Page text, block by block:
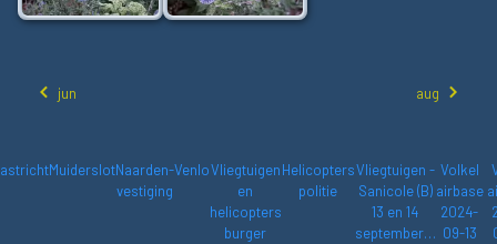
jun aug
MuiderslotNaarden-
vestiging
VenloVliegtuigen
en
helicopters
burger
Helicopters
politie
Vliegtuigen -
Sanicole (B)
13 en 14
september…
Volkel
airbase
2024-
09-13